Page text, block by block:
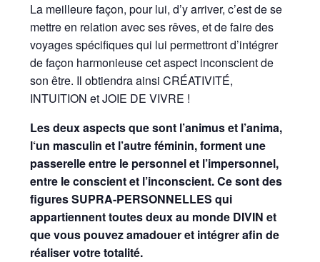
La meilleure façon, pour lui, d’y arriver, c’est de se
mettre en relation avec ses rêves, et de faire des
voyages spécifiques qui lui permettront d’intégrer
de façon harmonieuse cet aspect inconscient de
son être. Il obtiendra ainsi CRÉATIVITÉ,
INTUITION et JOIE DE VIVRE !
Les deux aspects que sont l’animus et l’anima,
l‘un masculin et l’autre féminin, forment une
passerelle entre le personnel et l’impersonnel,
entre le conscient et l’inconscient. Ce sont des
figures SUPRA-PERSONNELLES qui
appartiennent toutes deux au monde DIVIN et
que vous pouvez amadouer et intégrer afin de
réaliser votre totalité.